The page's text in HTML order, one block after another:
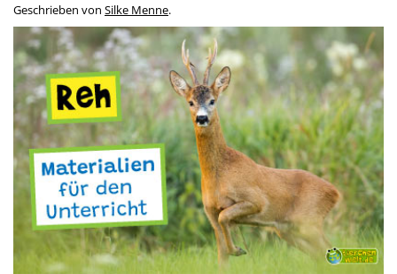
Geschrieben von Silke Menne.